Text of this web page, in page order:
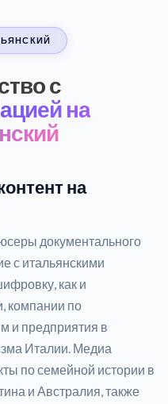
с
на
на
документального
с итальянскими
как и
компании по
и предприятия в
Италии. Медиа
по семейной истории в
и Австралия, также